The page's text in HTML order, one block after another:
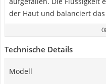
der Haut und balanciert
Technische Details
Modell